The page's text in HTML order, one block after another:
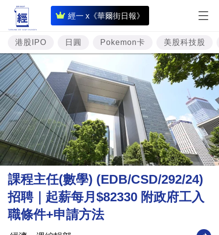
經一 x《華爾街日報》
即
時
財
經
專
題
投
資
樓
市
理
財
商
業
科
港股IPO 日圓 Pokemon卡 美股科技股
課程主任(數學) (EDB/CSD/292/24)
招聘｜起薪每月$82330 附政府工入
職條件+申請方法